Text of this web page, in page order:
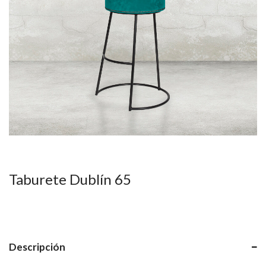
Taburete Dublín 65
Descripción